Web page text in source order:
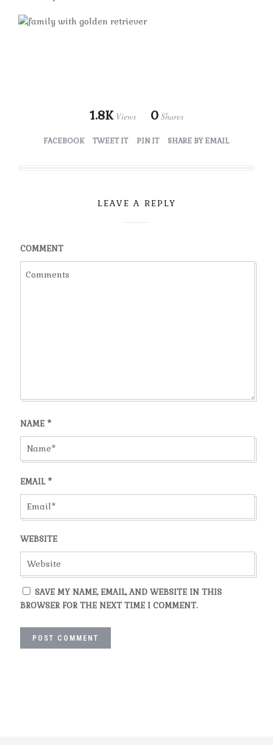
1.8K Views 0 Shares
FACEBOOK TWEET IT PIN IT SHARE BY EMAIL
LEAVE A REPLY
COMMENT
NAME *
EMAIL *
WEBSITE
SAVE MY NAME, EMAIL, AND WEBSITE IN THIS
BROWSER FOR THE NEXT TIME I COMMENT.